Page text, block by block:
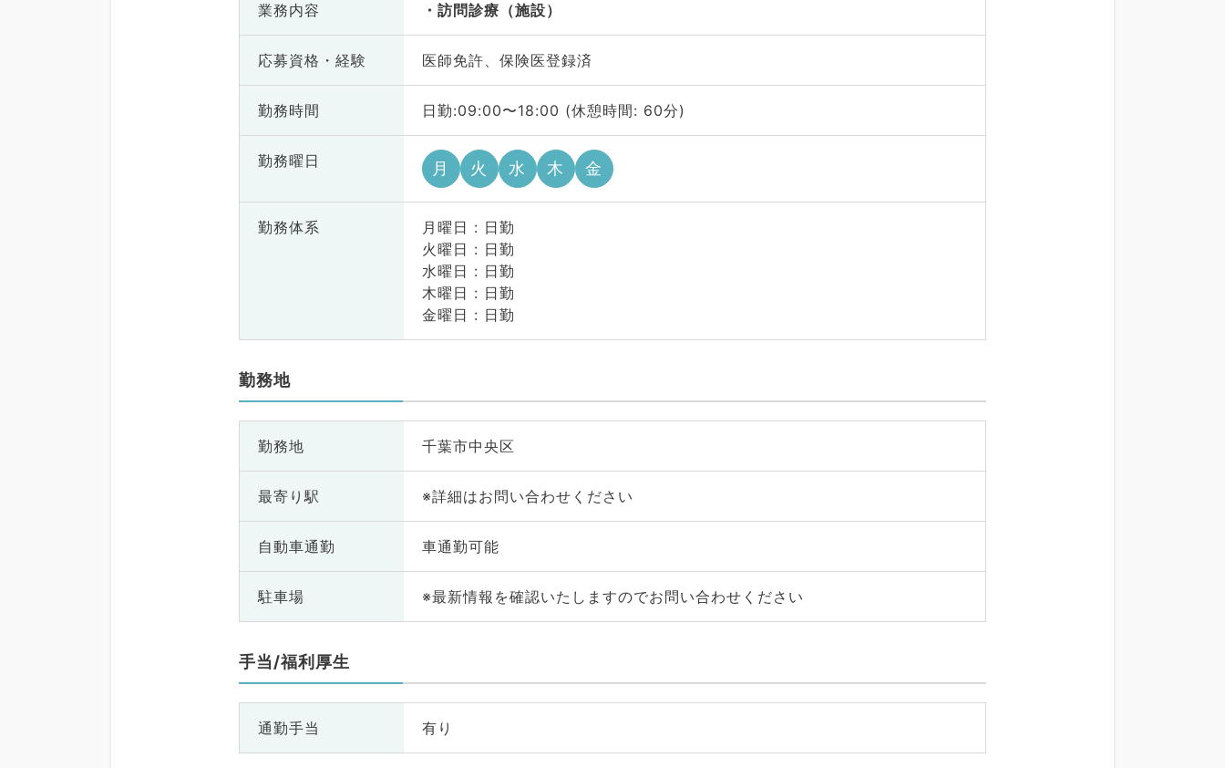
業務内容 訪問診療（施設）
応募資格・ 経験 医師免許、保険医登録済
勤務時間 日勤:09:00〜18:00 (休憩時間: 60分)
勤務曜日 月 火 水 木 金
勤務体系
月曜日 : 日勤
火曜日 : 日勤
水曜日 : 日勤
木曜日 : 日勤
金曜日 : 日勤
勤務地
勤務地 千葉市中央区
最寄り駅 ※詳細はお問い合わせください
自動車通勤 車通勤可能
駐車場 ※最新情報を確認いたしますのでお問い合わせください
手当/福利厚生
通勤手当 有り